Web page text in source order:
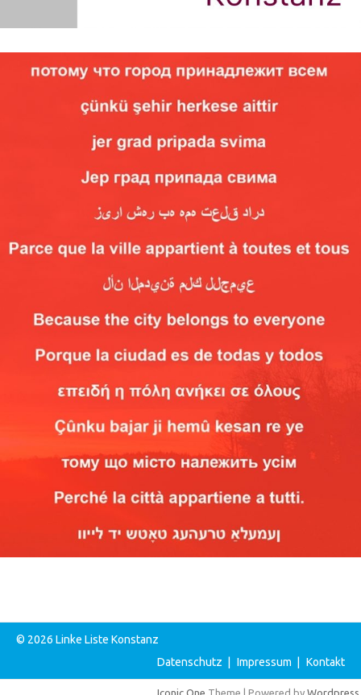
© 2026 Linke Liste Konstanz
Datenschutz | Impressum | Kontakt
Iconic One Theme | Powered by Wordpress